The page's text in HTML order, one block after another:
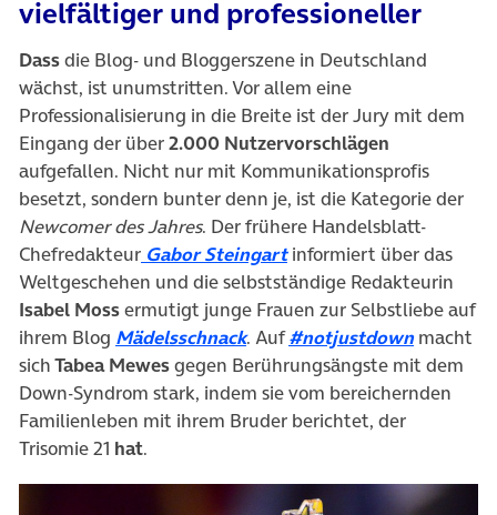
vielfältiger und professioneller
Dassdie Blog- und Bloggerszene in Deutschland
wächst, ist unumstritten. Vor allem eine
Professionalisierung in die Breite ist der Jury mit dem
Eingang der über2.000 Nutzervorschlägen
aufgefallen. Nicht nur mit Kommunikationsprofis
besetzt, sondern bunter denn je, ist die Kategorie der
Newcomer des Jahres. Der frühere Handelsblatt-
Chefredakteur Gabor Steingart(öffnet in neuem Tab)
informiert über das
Weltgeschehen und die selbstständige Redakteurin
Isabel Mossermutigt junge Frauen zur Selbstliebe auf
ihrem Blog Mädelsschnack(öffnet in neuem Tab)
. Auf#notjustdown(öffnet in
macht
sichTabea Mewesgegen Berührungsängste mit dem
Down-Syndrom stark, indem sie vom bereichernden
Familienleben mit ihrem Bruder berichtet, der
Trisomie 21 hat.